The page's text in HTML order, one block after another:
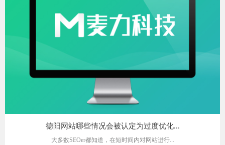
德阳网站哪些情况会被认定为过度优化...
大多数SEOer都知道，在短时间内对网站进行...